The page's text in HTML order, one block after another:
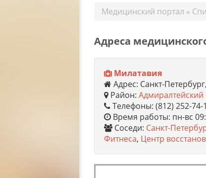
Медицинский портал »
Адреса
Милатавия
Адрес: Санкт-
Район: Адмиралтейский
Телефоны: (812) 252-74-
Время работы: пн-вс
Соседи: Санкт-
Фитнеса, Центр